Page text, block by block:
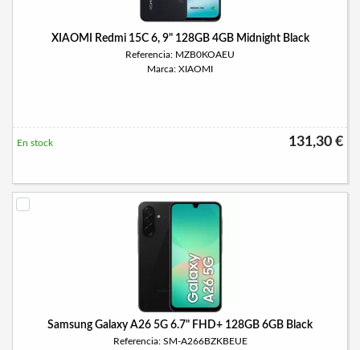
XIAOMI Redmi 15C 6, 9" 128GB 4GB Midnight Black
Referencia: MZB0KOAEU
Marca: XIAOMI
131,30 €
En stock
Samsung Galaxy A26 5G 6.7" FHD+ 128GB 6GB Black
Referencia: SM-A266BZKBEUE